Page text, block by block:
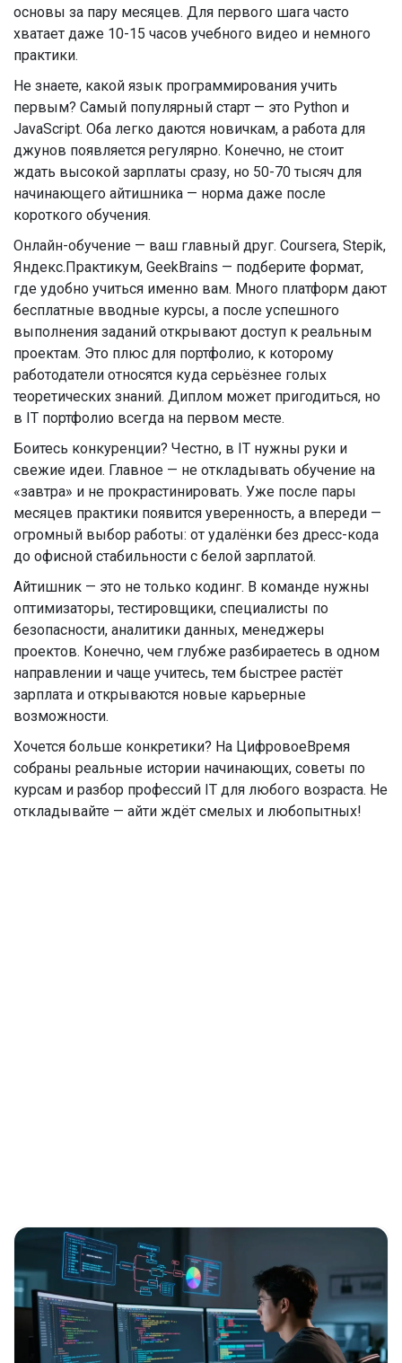
основы за пару месяцев. Для первого шага часто
хватает даже 10-15 часов учебного видео и немного
практики.
Не знаете, какой язык программирования учить
первым? Самый популярный старт — это Python и
JavaScript. Оба легко даются новичкам, а работа для
джунов появляется регулярно. Конечно, не стоит
ждать высокой зарплаты сразу, но 50-70 тысяч для
начинающего айтишника — норма даже после
короткого обучения.
Онлайн-обучение — ваш главный друг. Coursera, Stepik,
Яндекс.Практикум, GeekBrains — подберите формат,
где удобно учиться именно вам. Много платформ дают
бесплатные вводные курсы, а после успешного
выполнения заданий открывают доступ к реальным
проектам. Это плюс для портфолио, к которому
работодатели относятся куда серьёзнее голых
теоретических знаний. Диплом может пригодиться, но
в IT портфолио всегда на первом месте.
Боитесь конкуренции? Честно, в IT нужны руки и
свежие идеи. Главное — не откладывать обучение на
«завтра» и не прокрастинировать. Уже после пары
месяцев практики появится уверенность, а впереди —
огромный выбор работы: от удалёнки без дресс-кода
до офисной стабильности с белой зарплатой.
Айтишник — это не только кодинг. В команде нужны
оптимизаторы, тестировщики, специалисты по
безопасности, аналитики данных, менеджеры
проектов. Конечно, чем глубже разбираетесь в одном
направлении и чаще учитесь, тем быстрее растёт
зарплата и открываются новые карьерные
возможности.
Хочется больше конкретики? На ЦифровоеВремя
собраны реальные истории начинающих, советы по
курсам и разбор профессий IT для любого возраста. Не
откладывайте — айти ждёт смелых и любопытных!